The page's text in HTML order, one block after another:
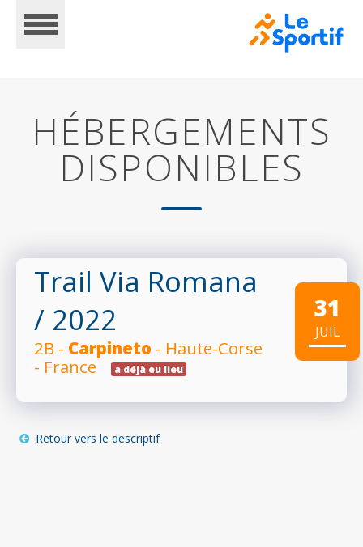
ACCUEIL
INSCRIPTIONS
HÉBERGEMENTS
DISPONIBLES
Trail Via Romana
/ 2022
2B - Carpineto - Haute-Corse
- France
a déjà eu lieu
31
JUIL
Retour vers le descriptif